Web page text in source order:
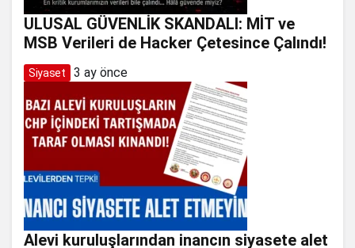
ULUSAL GÜVENLİK SKANDALI: MİT ve
MSB Verileri de Hacker Çetesince Çalındı!
Siyaset 3 ay önce
Alevi kuruluşlarından inancın siyasete alet